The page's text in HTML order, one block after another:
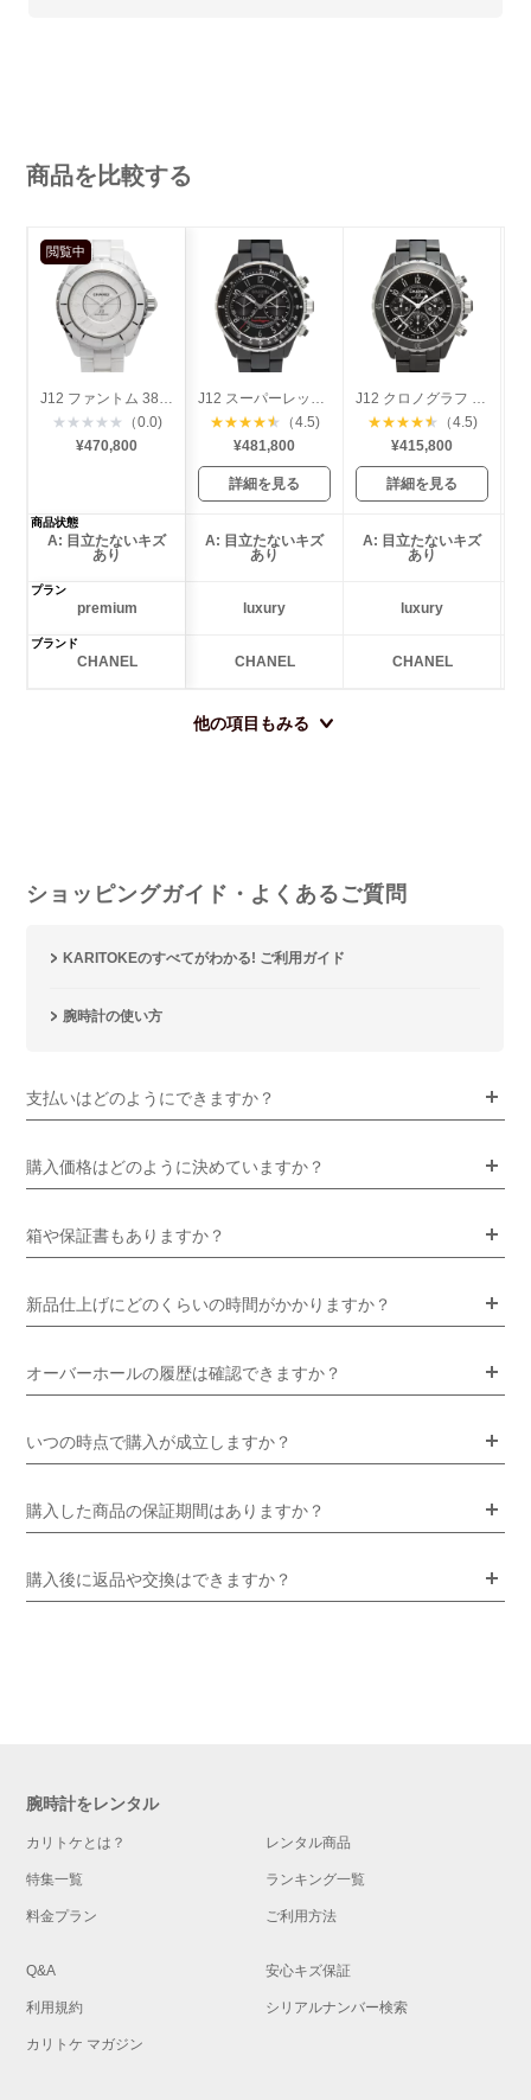
商品を比較する
閲覧中
★ ★ ★ ★ ★
（0.0)
¥470,800
★★★★★
（4.5)
¥481,800
詳細を見る
★★★★★
（4.5)
¥415,800
詳細を見る
商品状態
A: 目立たないキズ
あり
A: 目立たないキズ
あり
A: 目立たないキズ
あり
プラン
premium luxury luxury
ブランド
CHANEL CHANEL CHANEL
他の項目もみる
ショッピングガイド・よくあるご質問
KARITOKEのすべてがわかる! ご利用ガイド
腕時計の使い方
支払いはどのようにできますか？
購入価格はどのように決めていますか？
箱や保証書もありますか？
新品仕上げにどのくらいの時間がかかりますか？
オーバーホールの履歴は確認できますか？
いつの時点で購入が成立しますか？
購入した商品の保証期間はありますか？
購入後に返品や交換はできますか？
腕時計をレンタル
カリトケとは？ レンタル商品
特集一覧 ランキング一覧
料金プラン ご利用方法
Q&A 安心キズ保証
利用規約 シリアルナンバー検索
カリトケ マガジン